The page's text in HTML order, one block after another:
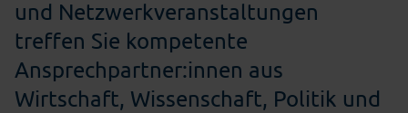
und Netzwerkveranstaltungen
treffen Sie kompetente
Ansprechpartner:innen aus
Wirtschaft, Wissenschaft, Politik und